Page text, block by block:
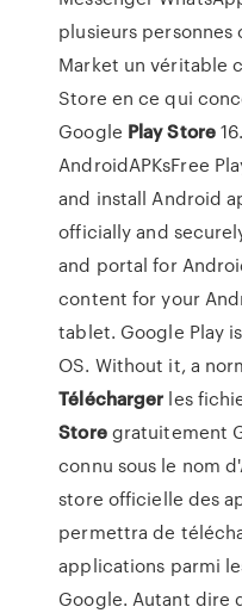
plusieurs personnes
Market un véritable
Store en ce qui
Google PlayStore
AndroidAPKsFree
and install Android
officially and
and portal for
content for your
tablet. Google Play
OS. Without it, a
Télécharger les
Storegratuitement
connu sous le nom
store officielle des
permettra de
applications parmi
Google. Autant dire